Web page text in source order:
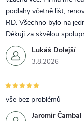
Lukáš Dolejší
3.8.2026
podlahy včetně lišt,
RD. Všechno bylo na
Děkuji za skvělou
Jaromir Čambal
vše bez problémů